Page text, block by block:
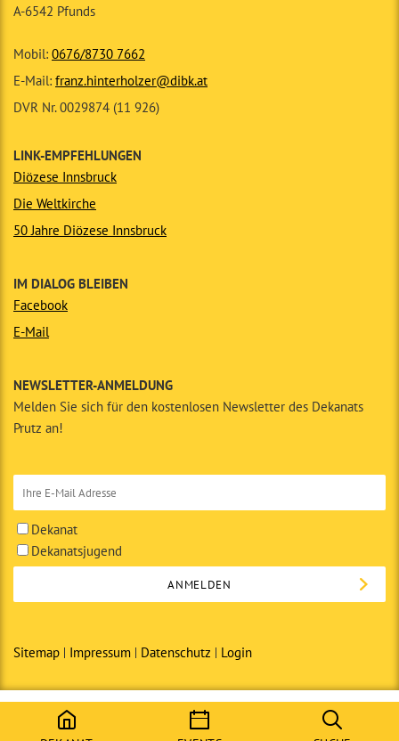
A-6542 Pfunds
Mobil: 0676/8730 7662
E-Mail: franz.hinterholzer@dibk.at
DVR Nr. 0029874 (11 926)
LINK-EMPFEHLUNGEN
Diözese Innsbruck
Die Weltkirche
50 Jahre Diözese Innsbruck
IM DIALOG BLEIBEN
Facebook
E-Mail
NEWSLETTER-ANMELDUNG
Melden Sie sich für den kostenlosen Newsletter des Dekanats
Prutz an!
Dekanat
Dekanatsjugend
Sitemap Impressum Datenschutz Login
© Copyright 2014 · Dekanat Prutz in Zusammenarbeit mit den
Seelsorgeräumen des Tiroler Oberlandes